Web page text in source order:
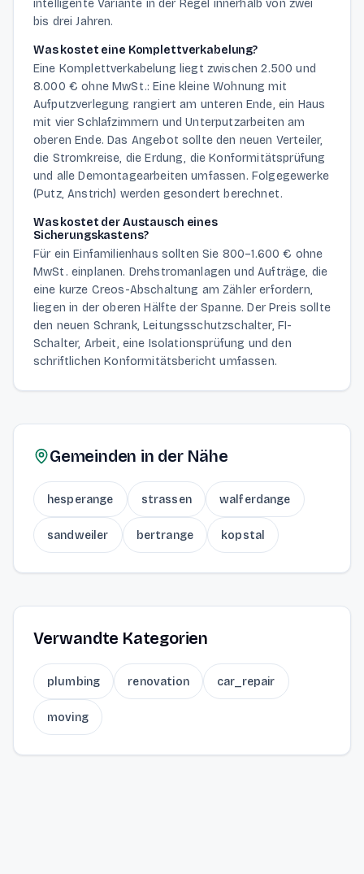
intelligente Variante in der Regel innerhalb von zwei
bis drei Jahren.
Was kostet eine Komplettverkabelung?
Eine Komplettverkabelung liegt zwischen 2.500 und
8.000 € ohne MwSt.: Eine kleine Wohnung mit
Aufputzverlegung rangiert am unteren Ende, ein Haus
mit vier Schlafzimmern und Unterputzarbeiten am
oberen Ende. Das Angebot sollte den neuen Verteiler,
die Stromkreise, die Erdung, die Konformitätsprüfung
und alle Demontagearbeiten umfassen. Folgegewerke
(Putz, Anstrich) werden gesondert berechnet.
Was kostet der Austausch eines
Sicherungskastens?
Für ein Einfamilienhaus sollten Sie 800–1.600 € ohne
MwSt. einplanen. Drehstromanlagen und Aufträge, die
eine kurze Creos-Abschaltung am Zähler erfordern,
liegen in der oberen Hälfte der Spanne. Der Preis sollte
den neuen Schrank, Leitungsschutzschalter, FI-
Schalter, Arbeit, eine Isolationsprüfung und den
schriftlichen Konformitätsbericht umfassen.
Gemeinden in der Nähe
hesperange strassen walferdange
sandweiler bertrange kopstal
Verwandte Kategorien
plumbing renovation car_repair
moving